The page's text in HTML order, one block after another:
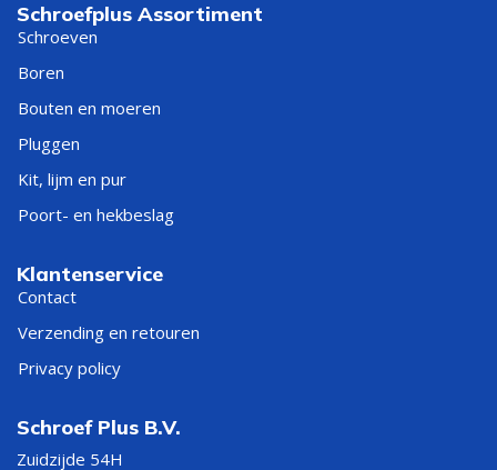
Schroefplus Assortiment
Schroeven
Boren
Bouten en moeren
Pluggen
Kit, lijm en pur
Poort- en hekbeslag
Klantenservice
Contact
Verzending en retouren
Privacy policy
Schroef Plus B.V.
Zuidzijde 54H